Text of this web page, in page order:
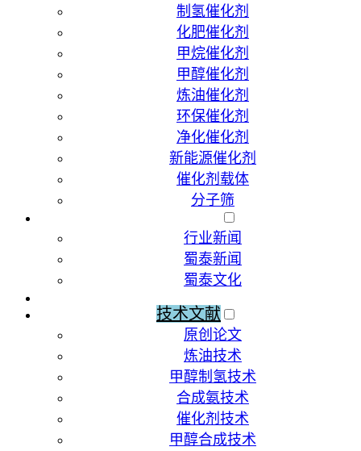
制氢催化剂
化肥催化剂
甲烷催化剂
甲醇催化剂
炼油催化剂
环保催化剂
净化催化剂
新能源催化剂
催化剂载体
分子筛
行业新闻
蜀泰新闻
蜀泰文化
技术文献
原创论文
炼油技术
甲醇制氢技术
合成氨技术
催化剂技术
甲醇合成技术